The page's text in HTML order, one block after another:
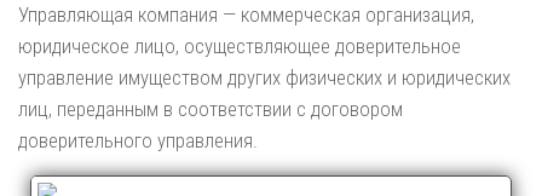
Управляющая компания — коммерческая организация,
юридическое лицо, осуществляющее доверительное
управление имуществом других физических и юридических
лиц, переданным в соответствии с договором
доверительного управления.